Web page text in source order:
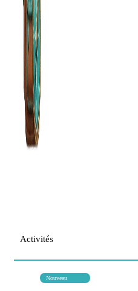
Activités
Nouveau